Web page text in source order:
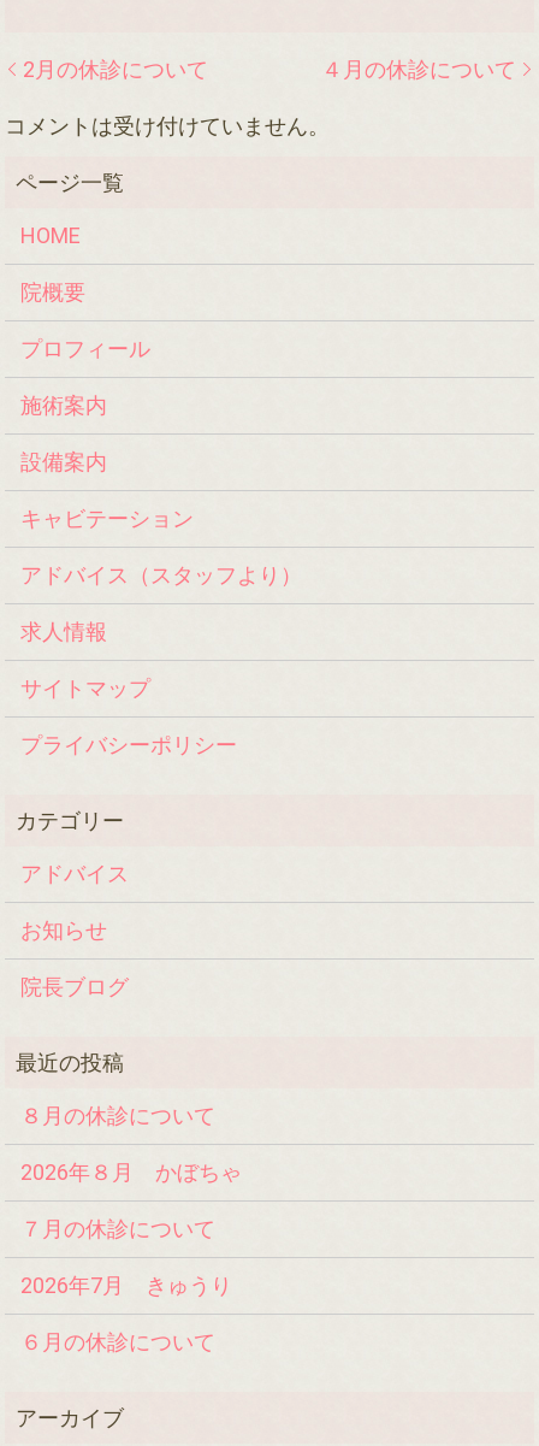
2月の休診について ４月の休診について
コメントは受け付けていません。
HOME
院概要
プロフィール
施術案内
設備案内
キャビテーション
アドバイス（スタッフより）
求人情報
サイトマップ
プライバシーポリシー
アドバイス
お知らせ
院長ブログ
８月の休診について
2026年８月 かぼちゃ
７月の休診について
2026年7月 きゅうり
６月の休診について